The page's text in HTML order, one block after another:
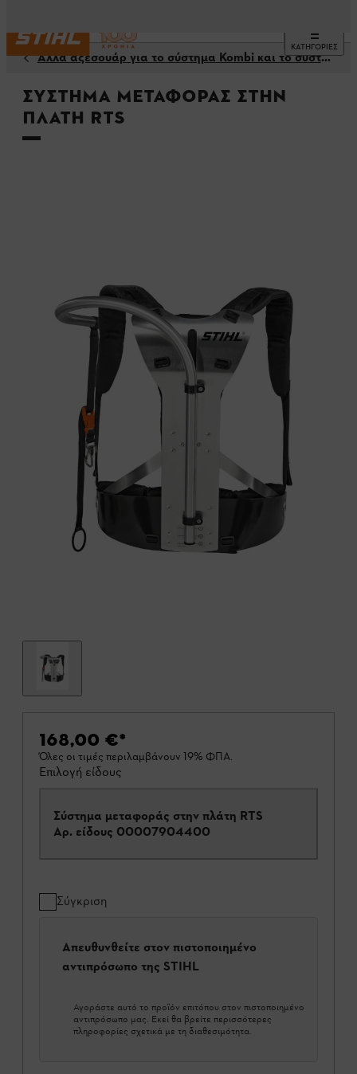
ΚΑΤΗΓΟΡΙΕΣ
Άλλα αξεσουάρ για το σύστημα Kombi και το σύστημα Multi
Σύστημα μεταφοράς στην
πλάτη RTS
168,00 €*
Όλες οι τιμές περιλαμβάνουν 19% ΦΠΑ.
Επιλογή είδους
Σύστημα μεταφοράς στην πλάτη RTS
Αρ. είδους 00007904400
Σύγκριση
Απευθυνθείτε στον πιστοποιημένο
αντιπρόσωπο της STIHL
Αγοράστε αυτό το προϊόν επιτόπου στον πιστοποιημένο
αντιπρόσωπο μας. Εκεί θα βρείτε περισσότερες
πληροφορίες σχετικά με τη διαθεσιμότητα.